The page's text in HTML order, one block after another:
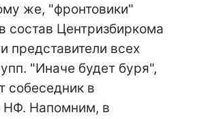
же, "фронтовики"
состав Центризбиркома
представители всех
"Иначе будет буря",
собеседник в
НФ. Напомним, в